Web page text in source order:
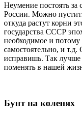
Неумение постоять
России. Можно
откуда растут корни
государства СССР
необходимое и потому
самостоятельно, и
исправишь. Так лучше
поменять в нашей
Бунт на коленях